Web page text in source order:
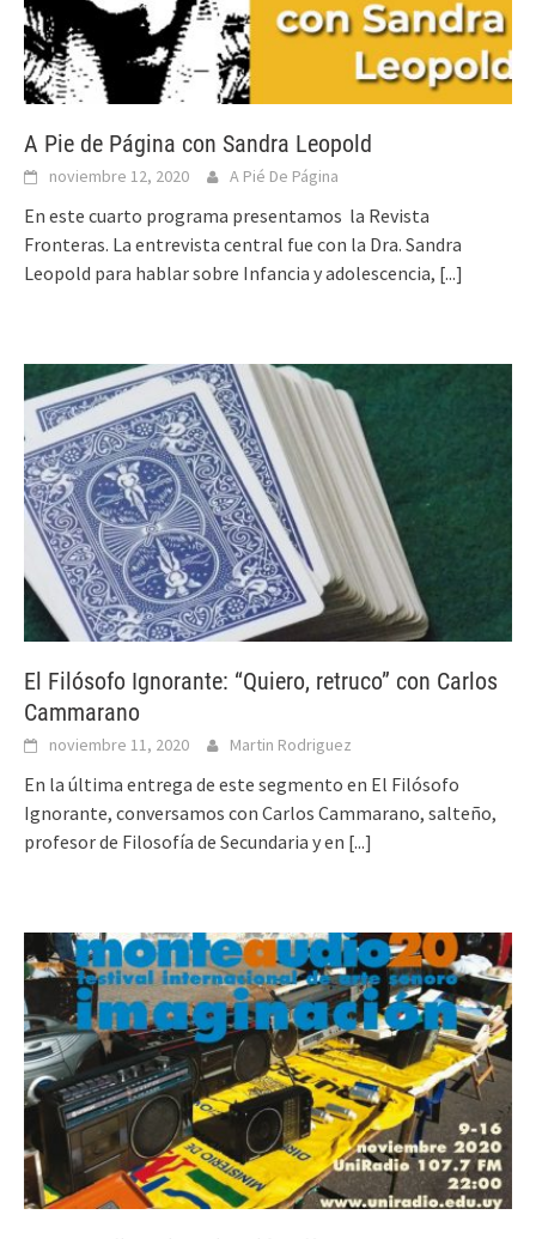
A Pie de Página con Sandra Leopold
noviembre 12, 2020 A Pié De Página
En este cuarto programa presentamos la Revista
Fronteras. La entrevista central fue con la Dra. Sandra
Leopold para hablar sobre Infancia y adolescencia, [...]
El Filósofo Ignorante: “Quiero, retruco” con Carlos
Cammarano
noviembre 11, 2020 Martin Rodriguez
En la última entrega de este segmento en El Filósofo
Ignorante, conversamos con Carlos Cammarano, salteño,
profesor de Filosofía de Secundaria y en [...]